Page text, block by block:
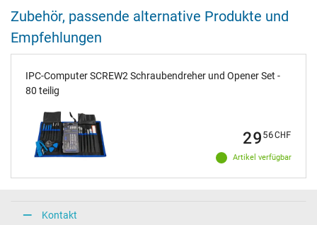
Zubehör, passende alternative Produkte und
Empfehlungen
IPC-Computer SCREW2 Schraubendreher und Opener Set -
80 teilig
Artikel verfügbar
2956CHF
Kontakt